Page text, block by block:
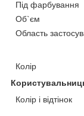
Під фарбування
Об`єм
Область
Колір
Колір і відтінок